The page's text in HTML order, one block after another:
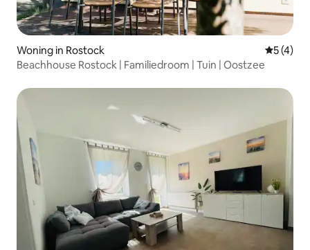
Woning in Rostock
5 (4)
Beachhouse Rostock | Familiedroom | Tuin | Oostzee